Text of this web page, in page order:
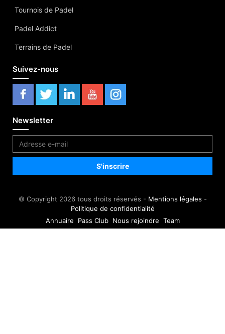
Tournois de Padel
Padel Addict
Terrains de Padel
Suivez-nous
Newsletter
© Copyright 2026 tous droits réservés - Mentions légales -
Politique de confidentialité
Annuaire
Pass Club Nous rejoindre Team